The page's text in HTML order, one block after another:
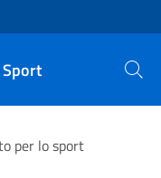
Cerca
per lo sport